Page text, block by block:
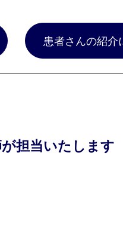
患者さんの紹介
担当いたします